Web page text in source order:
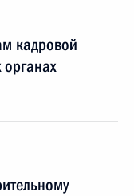
кадровой